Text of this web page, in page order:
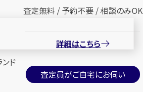
査定無料 / 予約不要 / 相談のみOK
詳細はこちら
査定員がご自宅にお伺い